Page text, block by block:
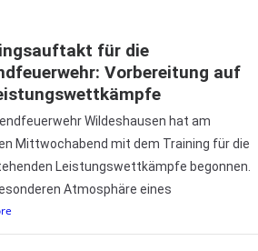
für die
Vorbereitung auf
Wildeshausen hat am
Mittwochabend mit dem Training für die
Leistungswettkämpfe begonnen.
Atmosphäre eines